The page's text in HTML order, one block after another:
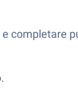
completare